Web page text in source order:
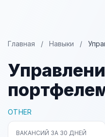
Главная / Навыки /
OTHER
ВАКАНСИЙ ЗА 30 ДНЕЙ